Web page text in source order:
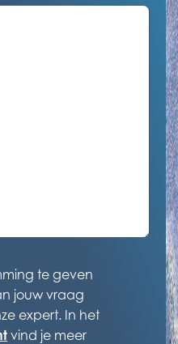
te geven
jouw vraag
expert. In het
vind je meer